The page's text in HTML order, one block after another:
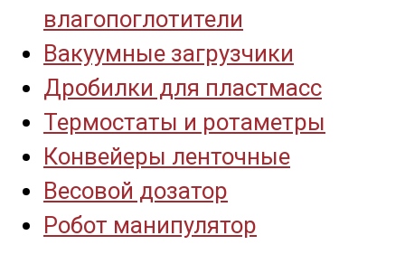
влагопоглотители
Вакуумные загрузчики
Дробилки для пластмасс
Термостаты и ротаметры
Конвейеры ленточные
Весовой дозатор
Робот манипулятор